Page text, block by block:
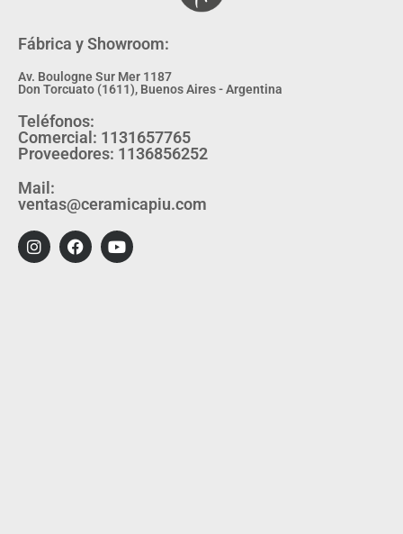
Fábrica y Showroom:
Av. Boulogne Sur Mer 1187
Don Torcuato (1611), Buenos Aires - Argentina
Teléfonos:
Comercial: 1131657765
Proveedores: 1136856252
Mail:
ventas@ceramicapiu.com